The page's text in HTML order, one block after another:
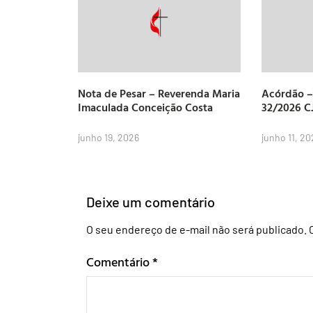
Nota de Pesar – Reverenda Maria
Imaculada Conceição Costa
junho 19, 2026
Acórdão
32/2026
junho 11,
Deixe um comentário
O seu endereço de e-mail não será publicado.
Comentário*